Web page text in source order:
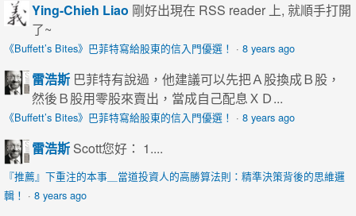
Ying-Chieh Liao 剛好出現在 RSS reader 上, 就順手打開
了~
《Buffett’s Bites》巴菲特寫給股東的信入門優選！ · 8 years ago
雷浩斯 巴菲特有說過，他建議可以先把Ａ股換成Ｂ股，
然後Ｂ股用零股來賣出，當成自己配息ＸＤ...
《Buffett’s Bites》巴菲特寫給股東的信入門優選！ · 8 years ago
雷浩斯 Scott您好： 1....
『推薦』下重注的本事＿當道投資人的高勝算法則：精準決策背後的思維邏
輯！ · 8 years ago